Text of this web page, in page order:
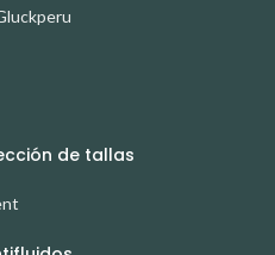
de tallas